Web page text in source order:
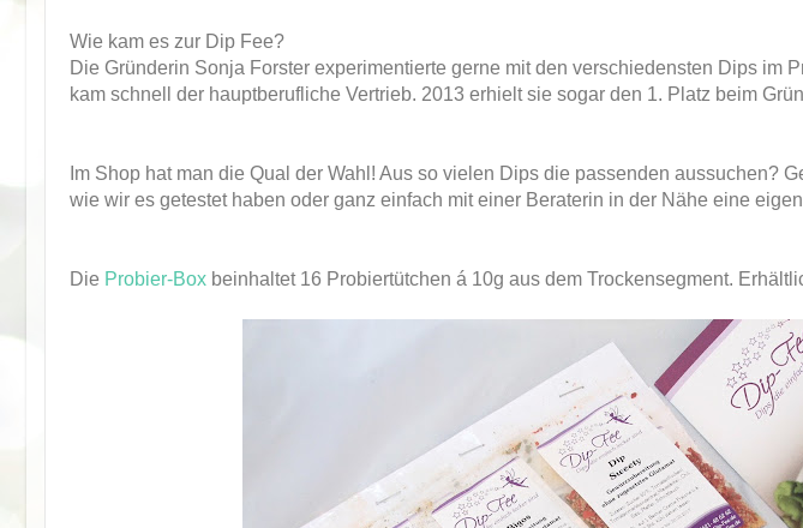
Wie kam es zur Dip Fee?
Die Gründerin Sonja Forster experimentierte gerne mit den verschiedensten Dips im
kam schnell der hauptberufliche Vertrieb. 2013 erhielt sie sogar den 1. Platz beim
Im Shop hat man die Qual der Wahl! Aus so vielen Dips die passenden aussuchen?
wie wir es getestet haben oder ganz einfach mit einer Beraterin in der Nähe eine
Die Probier-Box beinhaltet 16 Probiertütchen á 10g aus dem Trockensegment.